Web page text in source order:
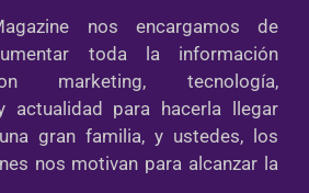
nos encargamos de
toda la información
marketing, tecnología,
actualidad para hacerla llegar
gran familia, y ustedes, los
nos motivan para alcanzar la